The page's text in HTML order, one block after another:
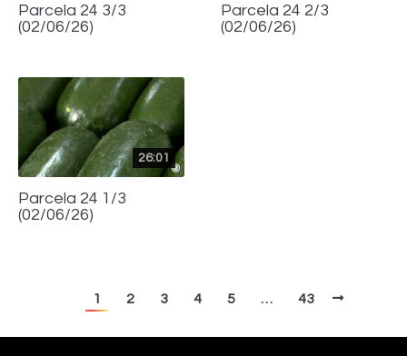
Parcela 24 3/3
(02/06/26)
Parcela 24 2/3
(02/06/26)
26:01
Parcela 24 1/3
(02/06/26)
1 2 3 4 5 … 43